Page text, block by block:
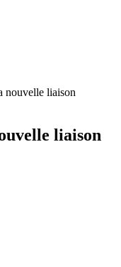
nouvelle liaison
liaison